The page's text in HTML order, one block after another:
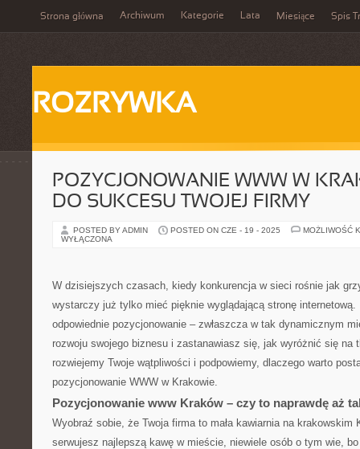
Strona główna Archiwum Kategorie Lata Miesiące Spis
ROZRYWKA
POZYCJONOWANIE WWW W
DO SUKCESU TWOJEJ FIRMY
POSTED BY ADMIN POSTED ON CZE - 19 - 2025
MOŻLIWOŚĆ
WYŁĄCZONA
W dzisiejszych czasach, kiedy konkurencja w sieci rośnie jak
wystarczy już tylko mieć pięknie wyglądającą stronę
odpowiednie pozycjonowanie – zwłaszcza w tak dynamicznym
rozwoju swojego biznesu i zastanawiasz się, jak wyróżnić się na
rozwiejemy Twoje wątpliwości i podpowiemy, dlaczego warto
pozycjonowanie WWW w Krakowie.
Pozycjonowanie www Kraków – czy to naprawdę aż
Wyobraź sobie, że Twoja firma to mała kawiarnia na krakowskim
serwujesz najlepszą kawę w mieście, niewiele osób o tym wie,